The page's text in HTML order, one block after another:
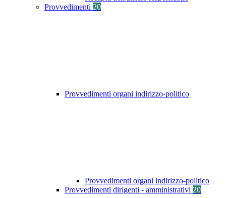
Provvedimenti 20
Provvedimenti organi indirizzo-politico
Provvedimenti organi indirizzo-politico
Provvedimenti dirigenti - amministrativi 20